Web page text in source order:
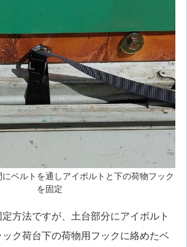
ベルトを通しアイボルトと下の荷物フック
を固定
方法ですが、土台部分にアイボルト
ク荷台下の荷物用フックに絡めたベ